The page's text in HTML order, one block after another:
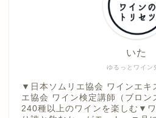
ゆるっとワイン
いた
▼日本ソムリエ協会 ワインエキ
エ協会 ワイン検定講師（ブロ
240種以上のワインを楽しむ▼